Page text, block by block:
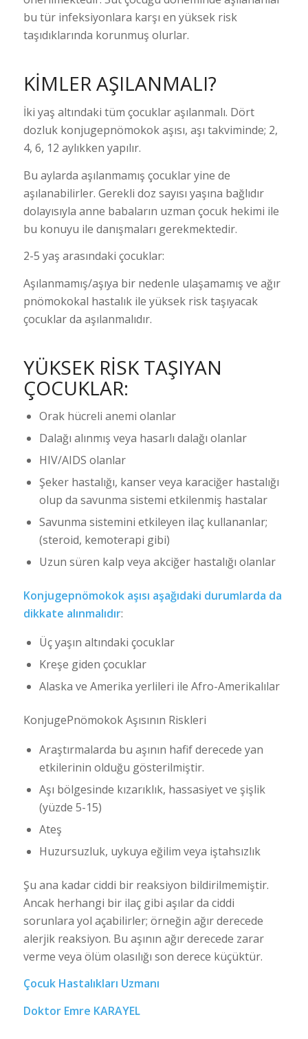
bu tür infeksiyonlara karşı en yüksek risk
taşıdıklarında korunmuş olurlar.
KİMLER AŞILANMALI?
İki yaş altındaki tüm çocuklar aşılanmalı. Dört
dozluk konjugepnömokok aşısı, aşı takviminde; 2,
4, 6, 12 aylıkken yapılır.
Bu aylarda aşılanmamış çocuklar yine de
aşılanabilirler. Gerekli doz sayısı yaşına bağlıdır
dolayısıyla anne babaların uzman çocuk hekimi ile
bu konuyu ile danışmaları gerekmektedir.
2-5 yaş arasındaki çocuklar:
Aşılanmamış/aşıya bir nedenle ulaşamamış ve ağır
pnömokokal hastalık ile yüksek risk taşıyacak
çocuklar da aşılanmalıdır.
YÜKSEK RİSK TAŞIYAN
ÇOCUKLAR:
Orak hücreli anemi olanlar
Dalağı alınmış veya hasarlı dalağı olanlar
HIV/AIDS olanlar
Şeker hastalığı, kanser veya karaciğer hastalığı
olup da savunma sistemi etkilenmiş hastalar
Savunma sistemini etkileyen ilaç kullananlar;
(steroid, kemoterapi gibi)
Uzun süren kalp veya akciğer hastalığı olanlar
Konjugepnömokok aşısı aşağıdaki durumlarda da
dikkate alınmalıdır:
Üç yaşın altındaki çocuklar
Kreşe giden çocuklar
Alaska ve Amerika yerlileri ile Afro-Amerikalılar
KonjugePnömokok Aşısının Riskleri
Araştırmalarda bu aşının hafif derecede yan
etkilerinin olduğu gösterilmiştir.
Aşı bölgesinde kızarıklık, hassasiyet ve şişlik
(yüzde 5-15)
Ateş
Huzursuzluk, uykuya eğilim veya iştahsızlık
Şu ana kadar ciddi bir reaksiyon bildirilmemiştir.
Ancak herhangi bir ilaç gibi aşılar da ciddi
sorunlara yol açabilirler; örneğin ağır derecede
alerjik reaksiyon. Bu aşının ağır derecede zarar
verme veya ölüm olasılığı son derece küçüktür.
Çocuk Hastalıkları Uzmanı
Doktor Emre KARAYEL